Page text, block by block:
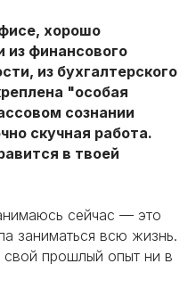
хорошо
из финансового
из бухгалтерского
"особая
сознании
скучная работа.
в твоей
сейчас — это
заниматься всю жизнь.
прошлый опыт ни в